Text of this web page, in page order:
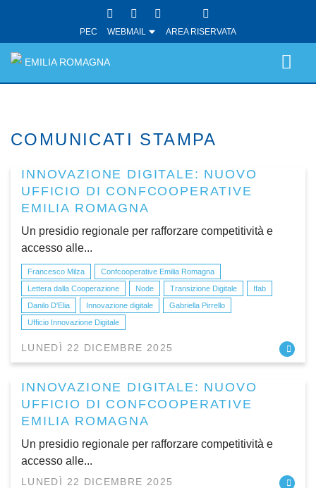
PEC WEBMAIL AREA RISERVATA
EMILIA ROMAGNA
COMUNICATI STAMPA
INNOVAZIONE DIGITALE: NUOVO
UFFICIO DI CONFCOOPERATIVE
EMILIA ROMAGNA
Un presidio regionale per rafforzare competitività e
accesso alle...
Francesco Milza
Confcooperative Emilia Romagna
Lettera dalla Cooperazione
Node Transizione Digitale
Ifab
Danilo D'Elia
Innovazione digitale
Gabriella Pirrello
Ufficio Innovazione Digitale
LUNEDÌ 22 DICEMBRE 2025
INNOVAZIONE DIGITALE: NUOVO
UFFICIO DI CONFCOOPERATIVE
EMILIA ROMAGNA
Un presidio regionale per rafforzare competitività e
accesso alle...
LUNEDÌ 22 DICEMBRE 2025